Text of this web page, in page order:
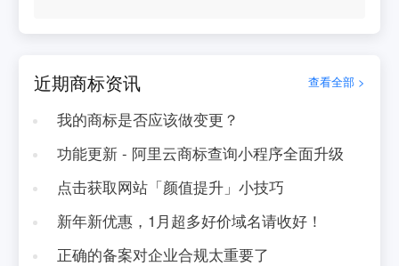
近期商标资讯 查看全部 >
我的商标是否应该做变更？
功能更新 - 阿里云商标查询小程序全面升级
点击获取网站「颜值提升」小技巧
新年新优惠，1月超多好价域名请收好！
正确的备案对企业合规太重要了